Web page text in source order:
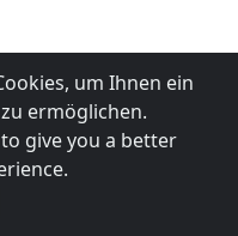
um Ihnen ein
ermöglichen.
give you a better